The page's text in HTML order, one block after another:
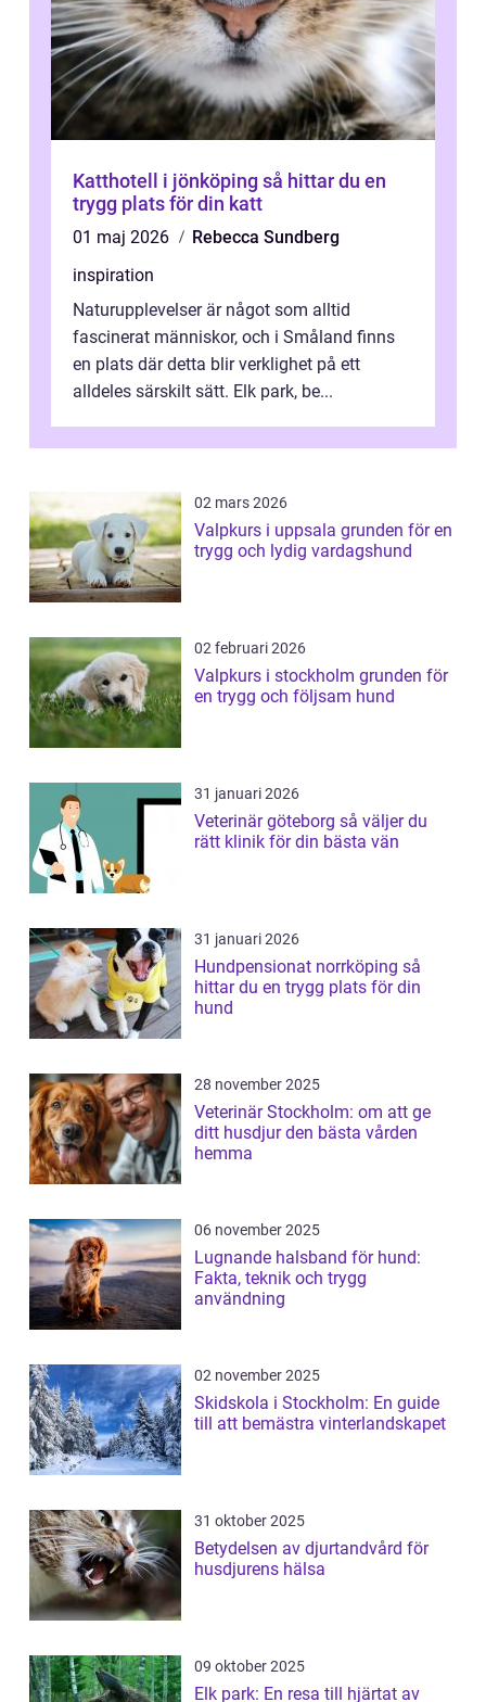
Katthotell i jönköping så hittar du en
trygg plats för din katt
01 maj 2026
Rebecca Sundberg
inspiration
Naturupplevelser är något som alltid
fascinerat människor, och i Småland finns
en plats där detta blir verklighet på ett
alldeles särskilt sätt. Elk park, be...
02 mars 2026
Valpkurs i uppsala grunden för en
trygg och lydig vardagshund
02 februari 2026
Valpkurs i stockholm grunden för
en trygg och följsam hund
31 januari 2026
Veterinär göteborg så väljer du
rätt klinik för din bästa vän
31 januari 2026
Hundpensionat norrköping så
hittar du en trygg plats för din
hund
28 november 2025
Veterinär Stockholm: om att ge
ditt husdjur den bästa vården
hemma
06 november 2025
Lugnande halsband för hund:
Fakta, teknik och trygg
användning
02 november 2025
Skidskola i Stockholm: En guide
till att bemästra vinterlandskapet
31 oktober 2025
Betydelsen av djurtandvård för
husdjurens hälsa
09 oktober 2025
Elk park: En resa till hjärtat av